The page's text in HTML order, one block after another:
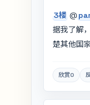
3楼 @
据我了解
楚其他国
欣赏0